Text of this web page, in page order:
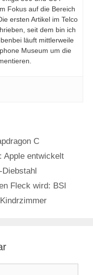
Fokus auf die Bereich
ersten Artikel im Telco
seit dem bin ich
läuft mittlerweile
Museum um die
C
Apple entwickelt
Fleck wird: BSI